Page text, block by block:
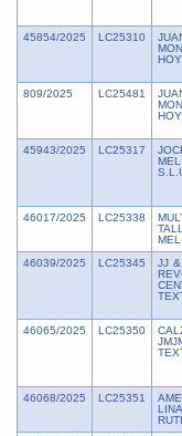
45854/2025 LC25310
809/2025 LC25481
45943/2025 LC25317
46017/2025 LC25338
46039/2025 LC25345
JJ
46065/2025 LC25350
46068/2025 LC25351